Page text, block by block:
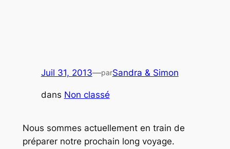
Juil 31, 2013—parSandra & Simon
dans Non classé
Nous sommes actuellement en train de
préparer notre prochain long voyage.